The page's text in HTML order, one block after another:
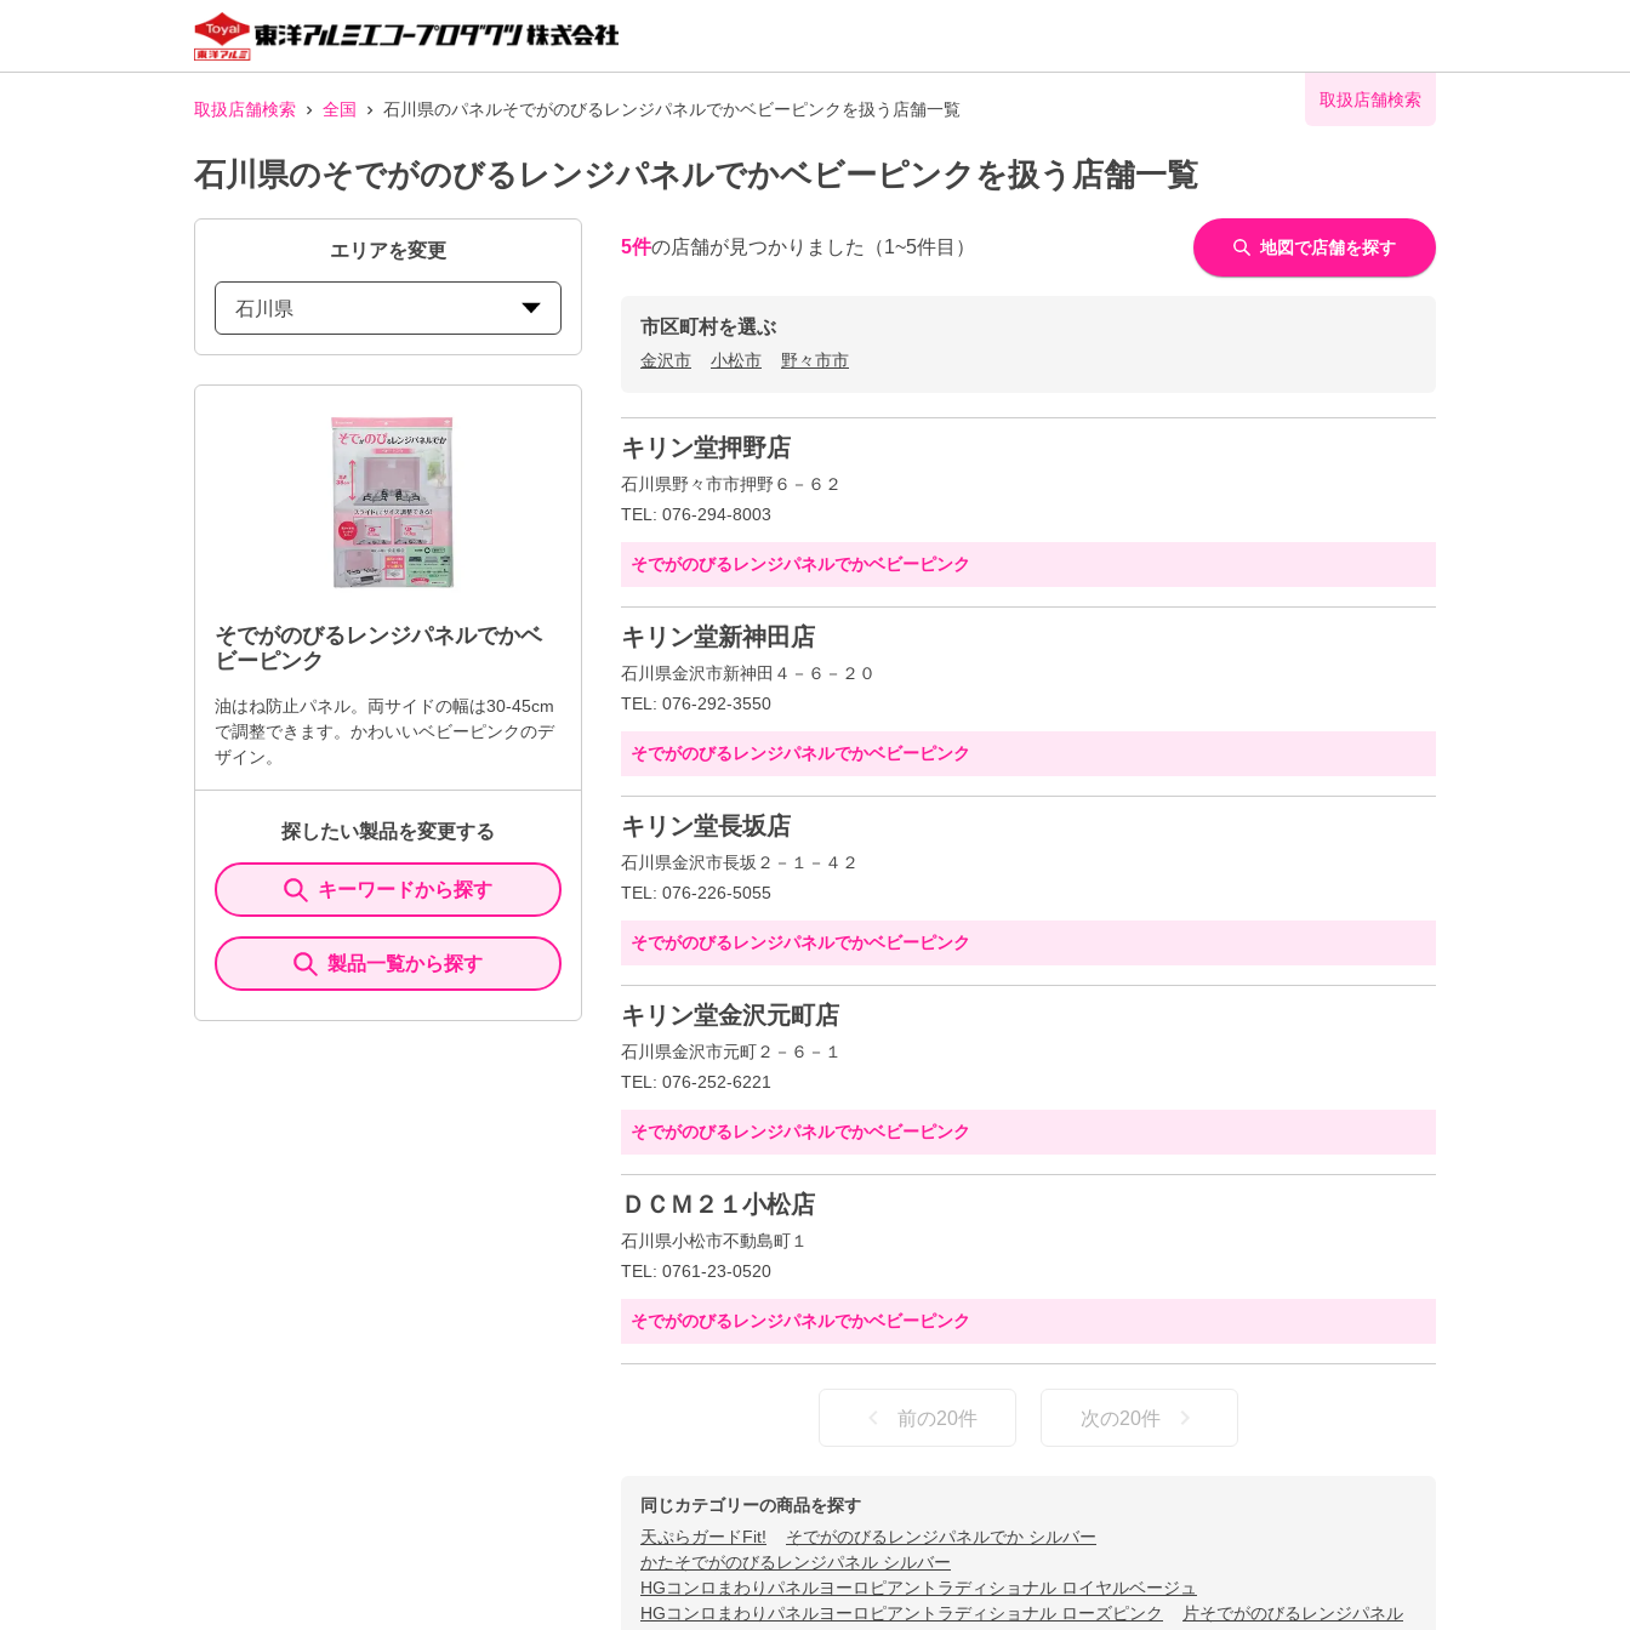
取扱店舗検索 全国 石川県のパネルそでがのびるレンジパネルでかベビーピンクを扱う店舗一覧 取扱店舗検索
石川県のそでがのびるレンジパネルでかベビーピンクを扱う店舗一覧
エリアを変更
石川県
そでがのびるレンジパネルでかベ
ビーピンク
油はね防止パネル。両サイドの幅は30-45cm
で調整できます。かわいいベビーピンクのデ
ザイン。
探したい製品を変更する
キーワードから探す
製品一覧から探す
5件の店舗が見つかりました （1~5件目） 地図で店舗を探す
市区町村を選ぶ
金沢市 小松市 野々市市
キリン堂押野店
石川県野々市市押野６－６２
TEL: 076-294-8003
そでがのびるレンジパネルでかベビーピンク
キリン堂新神田店
石川県金沢市新神田４－６－２０
TEL: 076-292-3550
そでがのびるレンジパネルでかベビーピンク
キリン堂長坂店
石川県金沢市長坂２－１－４２
TEL: 076-226-5055
そでがのびるレンジパネルでかベビーピンク
キリン堂金沢元町店
石川県金沢市元町２－６－１
TEL: 076-252-6221
そでがのびるレンジパネルでかベビーピンク
ＤＣＭ２１小松店
石川県小松市不動島町１
TEL: 0761-23-0520
そでがのびるレンジパネルでかベビーピンク
前の20件 次の20件
同じカテゴリーの商品を探す
天ぷらガードFit!
そでがのびるレンジパネルでか シルバー
かたそでがのびるレンジパネル シルバー
HGコンロまわりパネルヨーロピアントラディショナル ロイヤルベージュ
HGコンロまわりパネルヨーロピアントラディショナル ローズピンク
片そでがのびるレンジパネル